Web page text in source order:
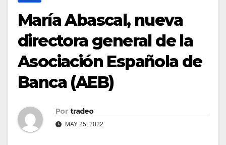
María Abascal, nueva
directora general de la
Asociación Española de
Banca (AEB)
Por tradeo
MAY 25, 2022